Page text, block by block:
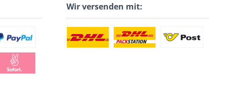
Wir versenden mit: